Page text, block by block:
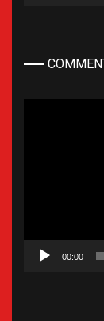
00:00